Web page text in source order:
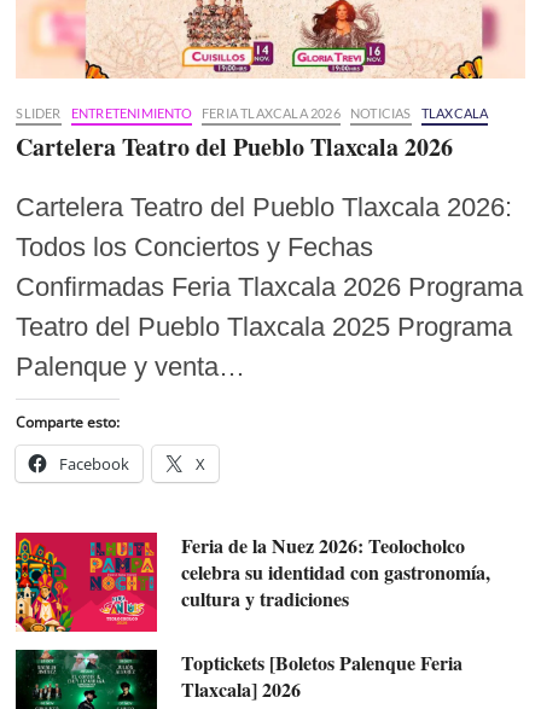
SLIDER ENTRETENIMIENTO FERIA TLAXCALA 2026 NOTICIAS TLAXCALA
Cartelera Teatro del Pueblo Tlaxcala 2026
Cartelera Teatro del Pueblo Tlaxcala 2026:
Todos los Conciertos y Fechas
Confirmadas Feria Tlaxcala 2026 Programa
Teatro del Pueblo Tlaxcala 2025 Programa
Palenque y venta…
Comparte esto:
Facebook X
Feria de la Nuez 2026: Teolocholco
celebra su identidad con gastronomía,
cultura y tradiciones
Toptickets [Boletos Palenque Feria
Tlaxcala] 2026